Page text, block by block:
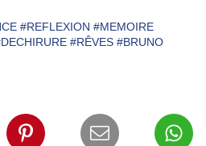
#REFLEXION #MEMOIRE
#RÊVES #BRUNO